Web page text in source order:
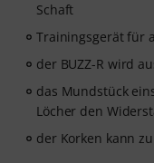
Schaft
Trainingsgerät für
der BUZZ-R wird
das Mundstück
Löcher den
der Korken kann